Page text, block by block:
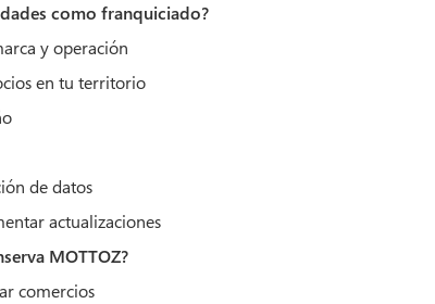
como franquiciado?
y operación
en tu territorio
de datos
actualizaciones
MOTTOZ?
comercios